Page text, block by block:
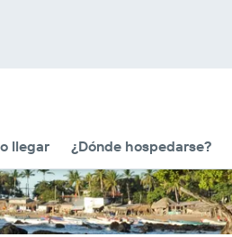
llegar ¿Dónde hospedarse?